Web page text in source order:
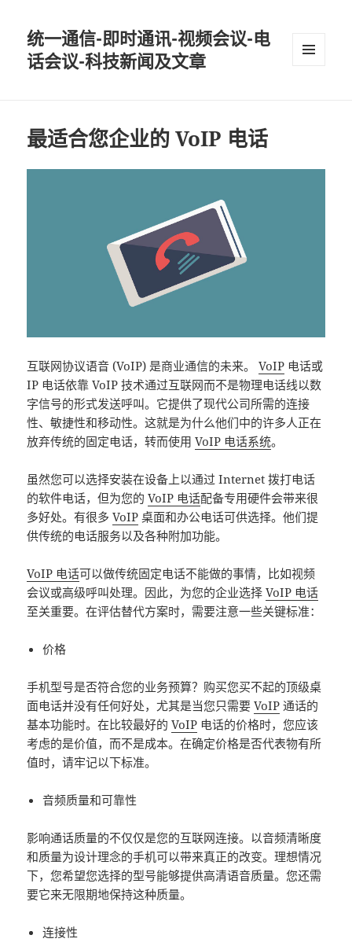
统一通信-即时通讯-视频会议-电
话会议-科技新闻及文章
最适合您企业的 VoIP 电话
互联网协议语音 (VoIP) 是商业通信的未来。VoIP 电话或
IP 电话依靠 VoIP 技术通过互联网而不是物理电话线以数
字信号的形式发送呼叫。它提供了现代公司所需的连接
性、敏捷性和移动性。这就是为什么他们中的许多人正在
放弃传统的固定电话，转而使用VoIP 电话系统。
虽然您可以选择安装在设备上以通过 Internet 拨打电话
的软件电话，但为您的VoIP 电话配备专用硬件会带来很
多好处。有很多VoIP 桌面和办公电话可供选择。他们提
供传统的电话服务以及各种附加功能。
VoIP 电话可以做传统固定电话不能做的事情，比如视频
会议或高级呼叫处理。因此，为您的企业选择VoIP 电话
至关重要。在评估替代方案时，需要注意一些关键标准：
价格
手机型号是否符合您的业务预算？购买您买不起的顶级桌
面电话并没有任何好处，尤其是当您只需要VoIP 通话的
基本功能时。在比较最好的VoIP 电话的价格时，您应该
考虑的是价值，而不是成本。在确定价格是否代表物有所
值时，请牢记以下标准。
音频质量和可靠性
影响通话质量的不仅仅是您的互联网连接。以音频清晰度
和质量为设计理念的手机可以带来真正的改变。理想情况
下，您希望您选择的型号能够提供高清语音质量。您还需
要它来无限期地保持这种质量。
连接性